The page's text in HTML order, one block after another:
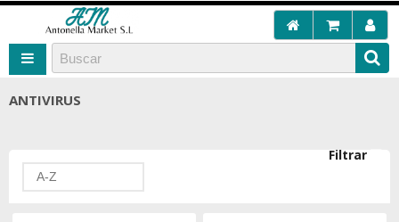
ANTIVIRUS
Filtrar
A-Z